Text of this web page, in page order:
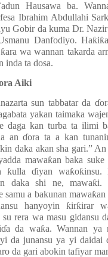
Hausawa ba.
Ibrahim Abdullahi
Gobir da kuma Dr.
Danfodiyo. Haƙiƙ
ƙara wa wannan takarda
inda ta dosa.
Aiki
sun tabbatar da ɗ
yakan taimaka
daga kan turba ta ilimi
anɗora ta a kan
daka akan sha gari.”
mawaƙan baka suke
ƙulla ɗiyan waƙoƙinsu.
daka shi ne, mawaƙi.
samu a bakunan mawaƙan
hanyoyin ƙirƙirar
rera wa masu gidansu
ɗa da waƙa. Wannan ya
da junansu ya yi daidai
da gari abokin tafiyar